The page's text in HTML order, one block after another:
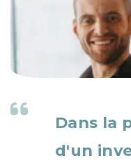
Dans la
d'un